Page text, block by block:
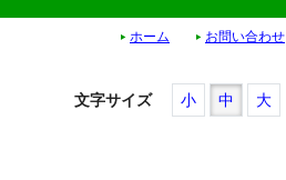
ホーム お問い合わせ
文字サイズ 小 中 大